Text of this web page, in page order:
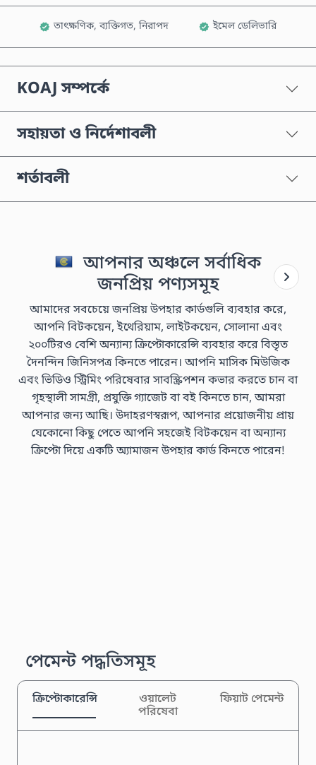
তাৎক্ষণিক, ব্যক্তিগত, নিরাপদ ইমেল ডেলিভারি
KOAJ সম্পর্কে
সহায়তা ও নির্দেশাবলী
শর্তাবলী
আপনার অঞ্চলে সর্বাধিক
জনপ্রিয় পণ্যসমূহ
আমাদের সবচেয়ে জনপ্রিয় উপহার কার্ডগুলি ব্যবহার করে,
আপনি বিটকয়েন, ইথেরিয়াম, লাইটকয়েন, সোলানা এবং
২০০টিরও বেশি অন্যান্য ক্রিপ্টোকারেন্সি ব্যবহার করে বিস্তৃত
দৈনন্দিন জিনিসপত্র কিনতে পারেন। আপনি মাসিক মিউজিক
এবং ভিডিও স্ট্রিমিং পরিষেবার সাবস্ক্রিপশন কভার করতে চান বা
গৃহস্থালী সামগ্রী, প্রযুক্তি গ্যাজেট বা বই কিনতে চান, আমরা
আপনার জন্য আছি। উদাহরণস্বরূপ, আপনার প্রয়োজনীয় প্রায়
যেকোনো কিছু পেতে আপনি সহজেই বিটকয়েন বা অন্যান্য
ক্রিপ্টো দিয়ে একটি অ্যামাজন উপহার কার্ড কিনতে পারেন!
পেমেন্ট পদ্ধতিসমূহ
ক্রিপ্টোকারেন্সি
ওয়ালেট
পরিষেবা
ফিয়াট পেমেন্ট